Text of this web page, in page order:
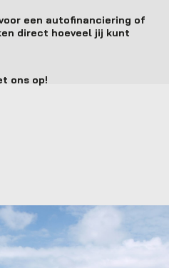
een autofinanciering of
direct hoeveel jij kunt
ons op!